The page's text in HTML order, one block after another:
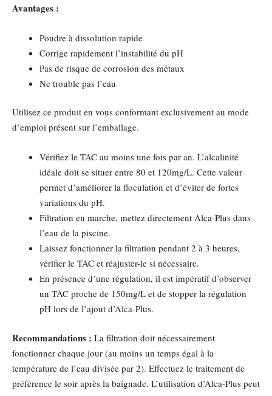
Avantages :
Poudre à dissolution rapide
Corrige rapidement l’instabilité du pH
Pas de risque de corrosion des métaux
Ne trouble pas l’eau
Utilisez ce produit en vous conformant exclusivement au mode
d’emploi présent sur l’emballage.
Vérifiez le TAC au moins une fois par an. L’alcalinité
idéale doit se situer entre 80 et 120mg/L. Cette valeur
permet d’améliorer la floculation et d’éviter de fortes
variations du pH.
Filtration en marche, mettez directement Alca-Plus dans
l’eau de la piscine.
Laissez fonctionner la filtration pendant 2 à 3 heures,
vérifier le TAC et réajuster-le si nécessaire.
En présence d’une régulation, il est impératif d’observer
un TAC proche de 150mg/L et de stopper la régulation
pH lors de l’ajout d’Alca-Plus.
Recommandations : La filtration doit nécessairement
fonctionner chaque jour (au moins un temps égal à la
température de l’eau divisée par 2). Effectuez le traitement de
préférence le soir après la baignade. L’utilisation d’Alca-Plus peut